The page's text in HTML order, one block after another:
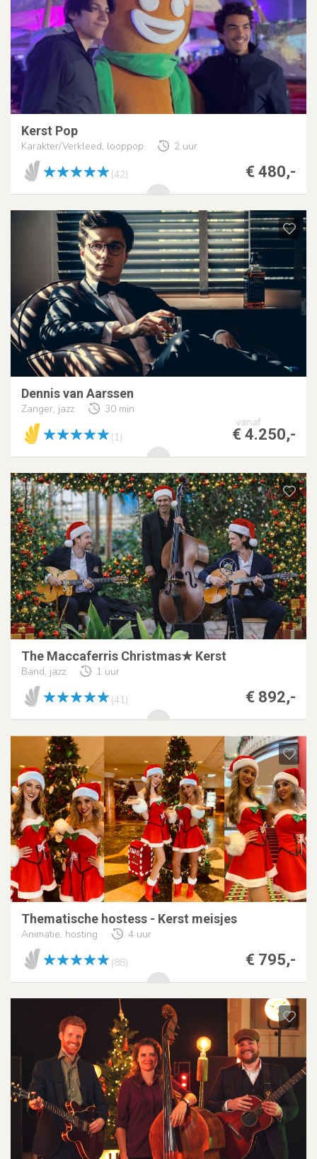
Kerst Pop
Karakter/Verkleed, looppop 2 uur
€ 480,-
(42)
Dennis van Aarssen
Zanger, jazz
30 min
vanaf
€ 4.250,-
(1)
The Maccaferris Christmas★ Kerst
Band, jazz 1 uur
€ 892,-
(41)
Thematische hostess - Kerst meisjes
Animatie, hosting 4 uur
€ 795,-
(88)